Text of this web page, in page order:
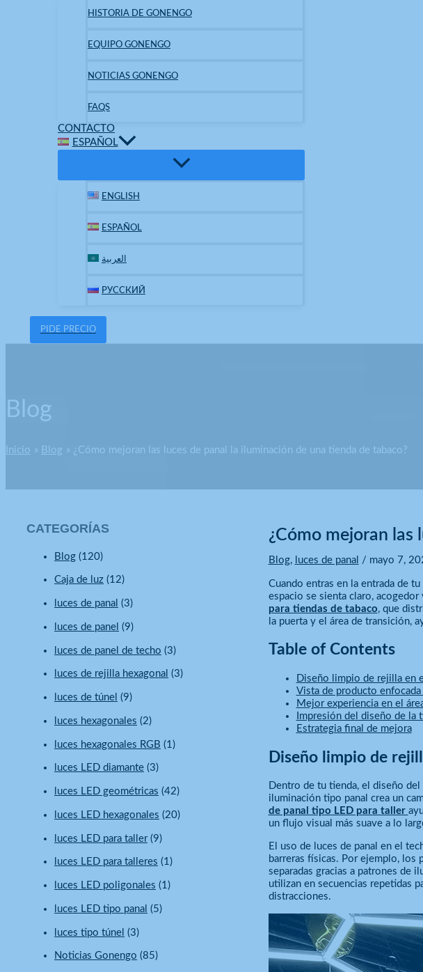
HISTORIA DE GONENGO
EQUIPO GONENGO
NOTICIAS GONENGO
FAQS
CONTACTO
ESPAÑOL
ENGLISH
ESPAÑOL
العربية
РУССКИЙ
PIDE PRECIO
Blog
Inicio Blog ¿Cómo mejoran las luces de panal la iluminación de una tienda de tabaco?
CATEGORÍAS
Blog (120)
Caja de luz (12)
luces de panal (3)
luces de panel (9)
luces de panel de techo (3)
luces de rejilla hexagonal (3)
luces de túnel (9)
luces hexagonales (2)
luces hexagonales RGB (1)
luces LED diamante (3)
luces LED geométricas (42)
luces LED hexagonales (20)
luces LED para taller(9)
luces LED para talleres (1)
luces LED poligonales (1)
luces LED tipo panal (5)
luces tipo túnel (3)
Noticias Gonengo (85)
¿Cómo mejoran las
Blog, luces de panal / mayo 7,
Cuando entras en la entrada de
espacio se sienta claro,
para tiendas de tabaco, que
la puerta y el área de transición,
Table of Contents
Diseño limpio de rejilla en
Vista de producto enfocada
Mejor experiencia en el
Impresión del diseño de la
Estrategia final de mejora
Diseño limpio de
Dentro de tu tienda, el diseño
iluminación tipo panal crea un
de panal tipo LED para taller
un flujo visual más suave a lo
El uso de luces de panal en el
barreras físicas. Por ejemplo, los
separadas gracias a patrones de
utilizan en secuencias repetidas
distracciones.